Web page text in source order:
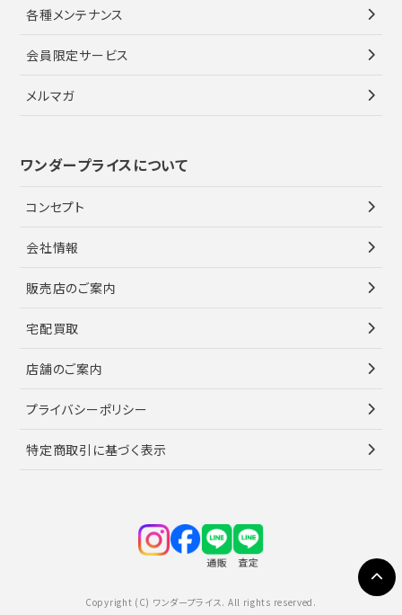
各種メンテナンス
会員限定サービス
メルマガ
ワンダープライスについて
コンセプト
会社情報
販売店のご案内
宅配買取
店舗のご案内
プライバシーポリシー
特定商取引に基づく表示
Copyright (C) ワンダープライス. All rights reserved.